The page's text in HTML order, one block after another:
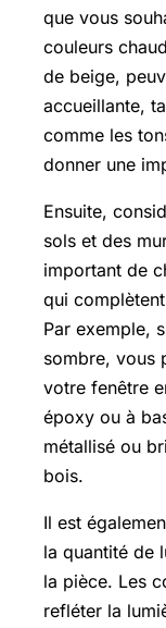
que vous
couleurs
de beige,
accueillante,
comme les
donner une
Ensuite,
sols et des
important de
qui
Par exemple,
sombre, vous
votre fenêtre
époxy ou à
métallisé ou
bois.
Il est
la quantité de
la pièce. Les
refléter la